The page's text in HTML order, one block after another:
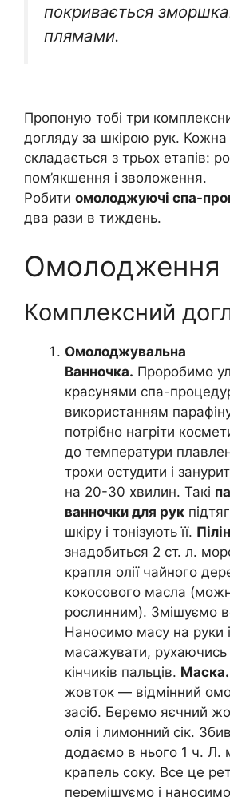
покривається
плямами.
Пропоную тобі три
догляду за шкірою рук. Кожна
складається з трьох етапів:
пом’якшення і зволоження.
Робити омолоджуючі спа-
два рази в тиждень.
Омолодження
Комплексний
Омолоджувальна
Ванночка. Проробимо
красунями спа-
використанням
потрібно нагріти
до температури
трохи остудити і
на 20-30 хвилин. Такі
ванночки для рук
шкіру і тонізують її.
знадобиться 2 ст. л.
крапля олії чайного
кокосового масла
рослинним). Змішуємо
Наносимо масу на руки
масажувати, рухаючись
кінчиків пальців. Маска.
жовток — відмінний
засіб. Беремо яєчний
олія і лимонний сік.
додаємо в нього 1 ч. Л.
крапель соку. Все це
перемішуємо і